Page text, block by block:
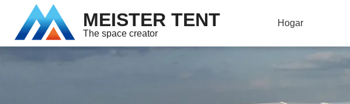
MEISTER TENT
The space creator
Hogar